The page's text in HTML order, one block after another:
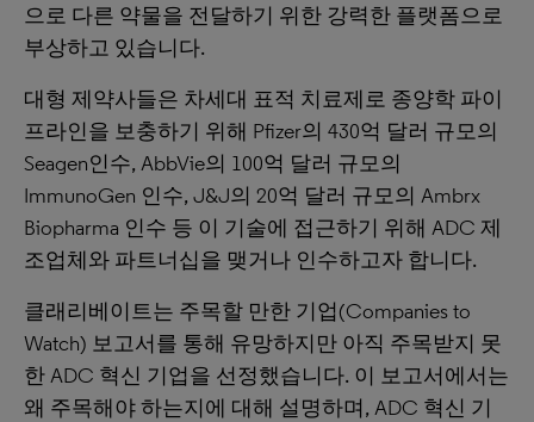
으로 다른 약물을 전달하기 위한 강력한 플랫폼으로
부상하고 있습니다.
대형 제약사들은 차세대 표적 치료제로 종양학 파이
프라인을 보충하기 위해 Pfizer의 430억 달러 규모의
Seagen인수, AbbVie의 100억 달러 규모의
ImmunoGen 인수, J&J의 20억 달러 규모의 Ambrx
Biopharma 인수 등 이 기술에 접근하기 위해 ADC 제
조업체와 파트너십을 맺거나 인수하고자 합니다.
클래리베이트는 주목할 만한 기업(Companies to
Watch) 보고서를 통해 유망하지만 아직 주목받지 못
한 ADC 혁신 기업을 선정했습니다. 이 보고서에서는
왜 주목해야 하는지에 대해 설명하며, ADC 혁신 기